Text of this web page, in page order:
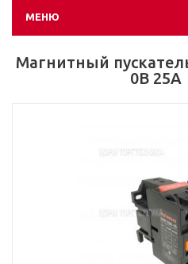
МЕНЮ
Магнитный
0В 25А